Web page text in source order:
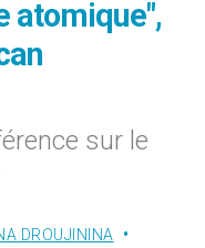
atomique",
sur le
DROUJININA